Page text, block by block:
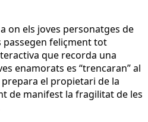
a on els joves personatges de
passegen feliçment tot
que recorda una
enamorats es “trencaran” al
el propietari de la
de manifest la fragilitat de les